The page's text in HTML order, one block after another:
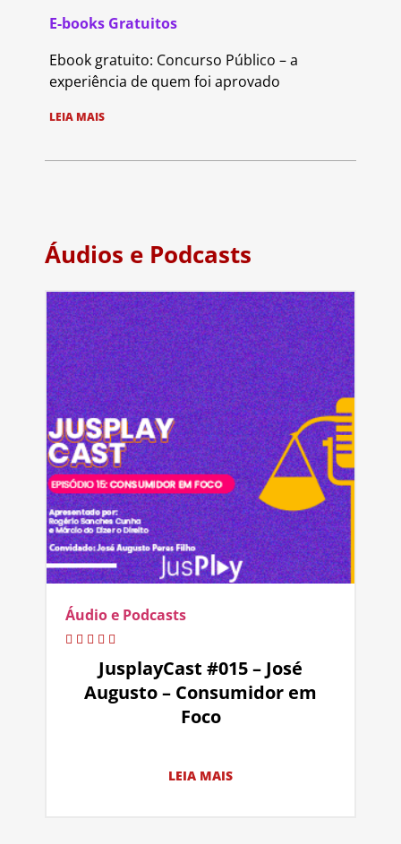
E-books Gratuitos
Ebook gratuito: Concurso Público – a
experiência de quem foi aprovado
LEIA MAIS
Áudios e Podcasts
Áudio e Podcasts
JusplayCast #015 – José
Augusto – Consumidor em
Foco
LEIA MAIS